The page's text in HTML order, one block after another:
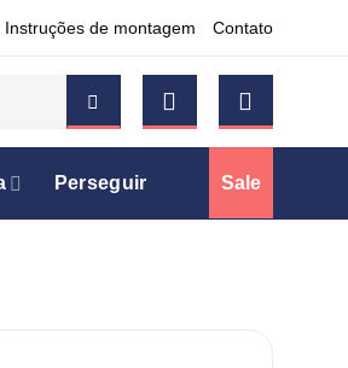
Instruções de montagem Contato
Perseguir Sale